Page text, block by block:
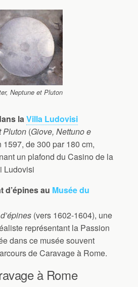
Neptune et Pluton
laVilla Ludovisi
Pluton (Giove, Nettuno e
1597, de 300 par 180 cm,
un plafond du Casino de la
Ludovisi
d’épines au Musée du
(vers 1602-1604), une
représentant la Passion
dans ce musée souvent
de Caravage à Rome.
à Rome